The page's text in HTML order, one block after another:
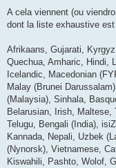
A cela viennent (ou
dont la liste exhaustive
Afrikaans, Gujarati,
Quechua, Amharic, Hindi,
Icelandic, Macedonian
Malay (Brunei
(Malaysia), Sinhala,
Belarusian, Irish, Maltese,
Telugu, Bengali (India),
Kannada, Nepali, Uzbek
(Nynorsk), Vietnamese,
Kiswahili, Pashto, Wolof,